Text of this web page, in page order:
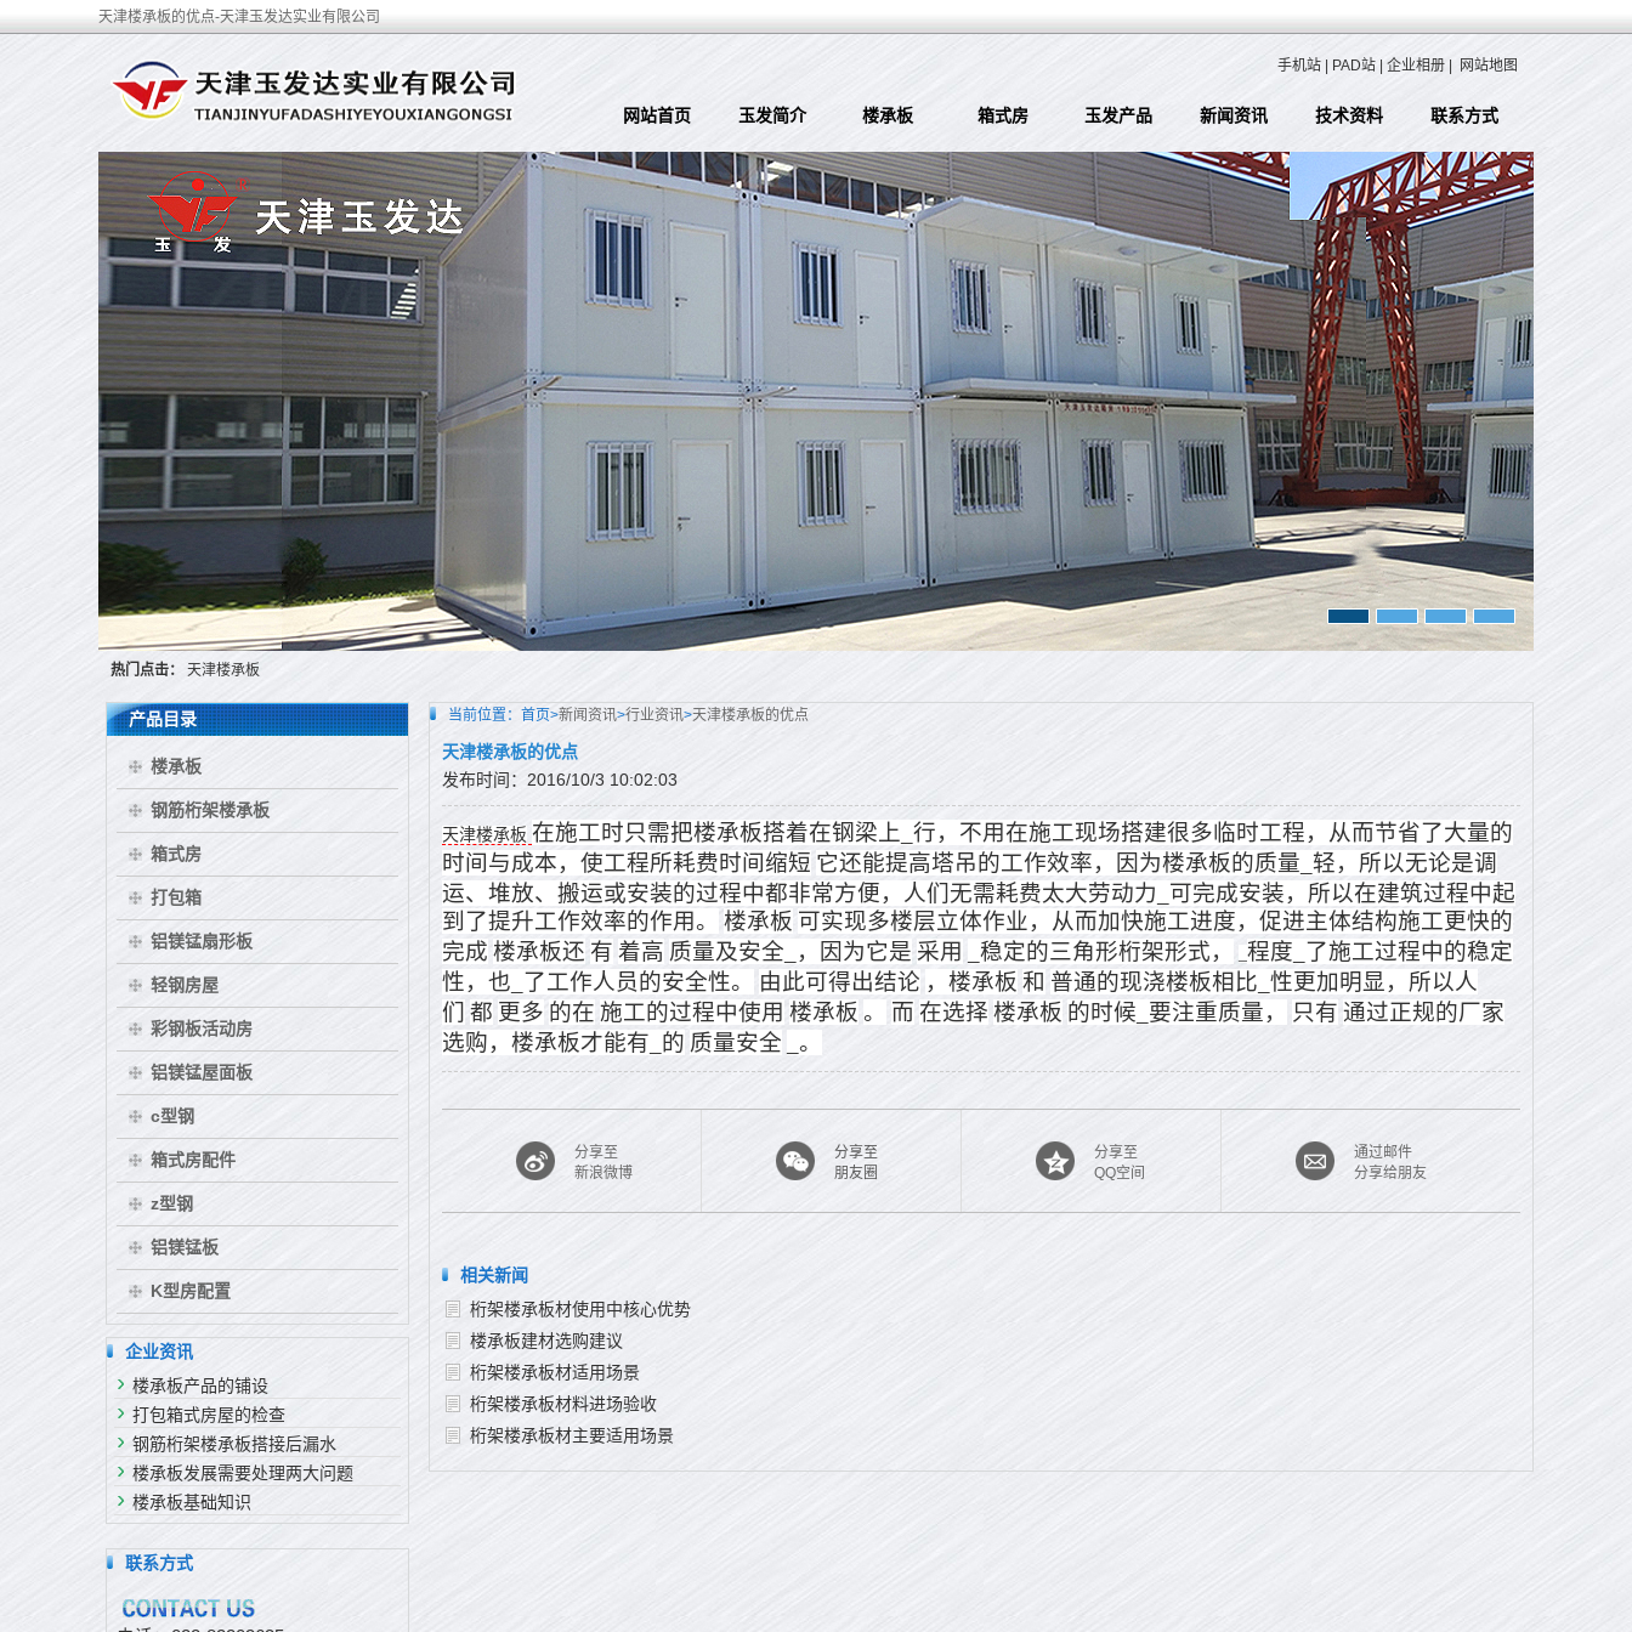
天津楼承板的优点-天津玉发达实业有限公司
手机站 PAD站 企业相册 网站地图
网站首页 玉发简介 楼承板 箱式房 玉发产品 新闻资讯 技术资料 联系方式
热门点击： 天津楼承板
当前位置： 首页>新闻资讯>行业资讯>天津楼承板的优点
天津楼承板的优点
发布时间：2016/10/3 10:02:03
天津楼承板 在施工时只需把楼承板搭着在钢梁上_行，不用在施工现场搭建很多临时工程，从而节省了大量的
时间与成本，使工程所耗费时间缩短 它还能提高塔吊的工作效率，因为楼承板的质量_轻，所以无论是调
运、堆放、搬运或安装的过程中都非常方便，人们无需耗费太大劳动力_可完成安装，所以在建筑过程中起
到了提升工作效率的作用。
楼承板 可实现多楼层立体作业，从而加快施工进度，促进主体结构施工更快的
完成 楼承板还 有 着高 质量及安全_，因为它是 采用 _稳定的三角形桁架形式，
程度_了施工过程中的稳定
性，也_了工作人员的安全性。
由此可得出结论 ，楼承板 和 普通的现浇楼板相比_性更加明显，所以人
们 都 更多 的在 施工的过程中使用 楼承板 。 而 在选择 楼承板 的时候_要注重质量， 只有 通过正规的厂家
选购，楼承板才能有_的 质量安全 _。
分享至
新浪微博
分享至
朋友圈
分享至
QQ空间
通过邮件
分享给朋友
相关新闻
桁架楼承板材使用中核心优势
楼承板建材选购建议
桁架楼承板材适用场景
桁架楼承板材料进场验收
桁架楼承板材主要适用场景
产品目录
楼承板
钢筋桁架楼承板
箱式房
打包箱
铝镁锰扇形板
轻钢房屋
彩钢板活动房
铝镁锰屋面板
c型钢
箱式房配件
z型钢
铝镁锰板
K型房配置
企业资讯
楼承板产品的铺设
打包箱式房屋的检查
钢筋桁架楼承板搭接后漏水
楼承板发展需要处理两大问题
楼承板基础知识
联系方式